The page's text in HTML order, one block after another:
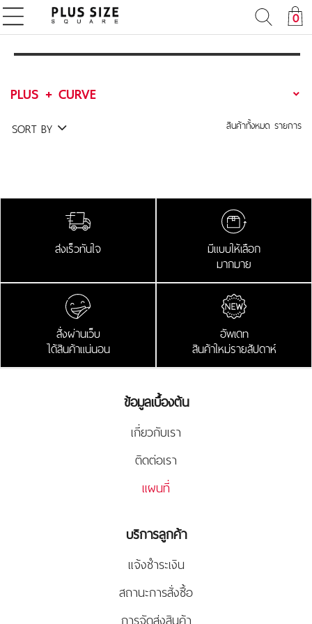
0
PLUS + CURVE
SORT BY สินค้าทั้งหมด รายการ
ส่งเร็วทันใจ มีแบบให้เลือก
มากมาย
สั่งผ่านเว็บ
ได้สินค้าแน่นอน
อัพเดท
สินค้าใหม่รายสัปดาห์
ข้อมูลเบื้องต้น
เกี่ยวกับเรา
ติดต่อเรา
แผนที่
บริการลูกค้า
แจ้งชำระเงิน
สถานะการสั่งซื้อ